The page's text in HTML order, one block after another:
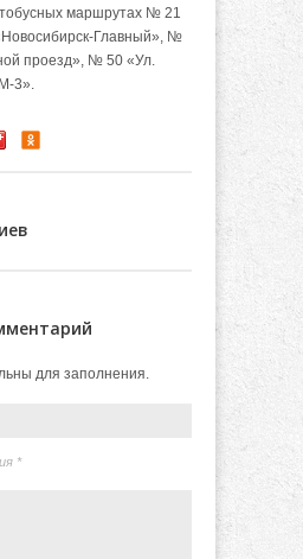
маршрутах № 21
Главный», №
проезд», № 50 «Ул.
3».
для заполнения.
*